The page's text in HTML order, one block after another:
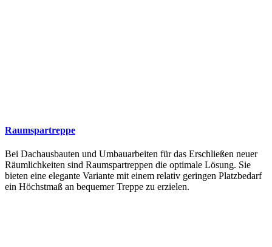
Raumspartreppe
Bei Dachausbauten und Umbauarbeiten für das Erschließen neuer
Räumlichkeiten sind Raumspartreppen die optimale Lösung. Sie
bieten eine elegante Variante mit einem relativ geringen Platzbedarf
ein Höchstmaß an bequemer Treppe zu erzielen.